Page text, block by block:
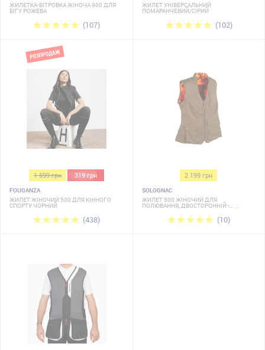
ЖИЛЕТКА-ВІТРОВКА ЖІНОЧА 900 ДЛЯ
БІГУ РОЖЕВА
(107)
ЖИЛЕТ УНІВЕРСАЛЬНИЙ
ПОМАРАНЧЕВИЙ/СІРИЙ
(102)
1 599 грн 319 грн
FOUGANZA
ЖИЛЕТ ЖІНОЧИЙ 500 ДЛЯ КІННОГО
СПОРТУ ЧОРНИЙ
(438)
2 199 грн
SOLOGNAC
ЖИЛЕТ 500 ЖІНОЧИЙ ДЛЯ
ПОЛЮВАННЯ, ДВОСТОРОННІЙ -
(10)